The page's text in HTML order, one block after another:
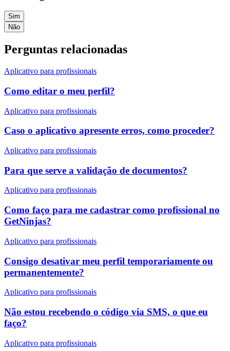
Sim
Não
Perguntas relacionadas
Aplicativo para profissionais
Como editar o meu perfil?
Aplicativo para profissionais
Caso o aplicativo apresente erros, como proceder?
Aplicativo para profissionais
Para que serve a validação de documentos?
Aplicativo para profissionais
Como faço para me cadastrar como profissional no
GetNinjas?
Aplicativo para profissionais
Consigo desativar meu perfil temporariamente ou
permanentemente?
Aplicativo para profissionais
Não estou recebendo o código via SMS, o que eu
faço?
Aplicativo para profissionais